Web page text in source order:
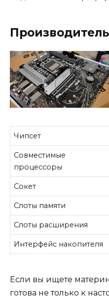
Чипсет
Совместимые
процессоры
Сокет
Слоты памяти
Слоты расширения
Интерфейс накопителя
Если вы ищете
готова не только к